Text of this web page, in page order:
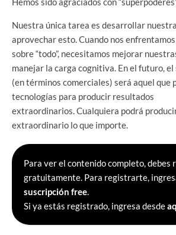
Nuestra única tarea es desarrollar
aprovechar esto. Cuando nos
sobre “todo”, necesitamos mejorar
manejar la carga cognitiva. En el futuro,
(en términos comerciales) será aquel que
tecnologías para producir resultados
extraordinarios. Cualquiera podrá
extraordinario lo que importe.
Para ver el contenido completo, debes
gratuitamente. Para registrarte,
suscripción free.
Si ya estás registrado, ingresa desde